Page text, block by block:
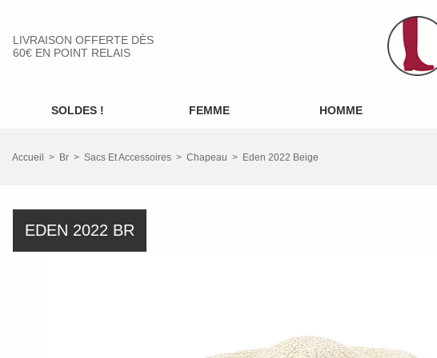
LIVRAISON OFFERTE DÈS
60€ EN POINT RELAIS
SOLDES ! FEMME HOMME
Accueil Br Sacs Et Accessoires Chapeau Eden 2022 Beige
EDEN 2022 BR